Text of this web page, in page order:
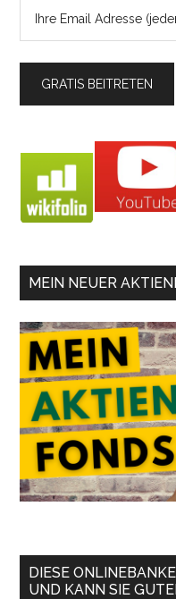
MEIN NEUER
DIESE
UND KANN SIE